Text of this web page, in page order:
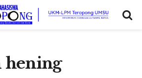
hening